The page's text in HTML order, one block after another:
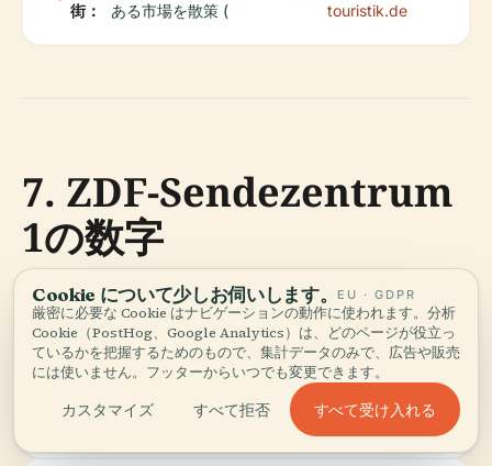
街：
ある市場を散策 (
touristik.de
7. ZDF-Sendezentrum
1の数字
キャンパスサイズ：1平方キロメートル
主要高層ビ
ル：
長さ125メートル、高さ70メートル、14
階建て
Cookie について少しお伺いします。 EU · GDPR
厳密に必要な Cookie はナビゲーションの動作に使われます。分析
Cookie（PostHog、Google Analytics）は、どのページが役立っ
ているかを把握するためのもので、集計データのみで、広告や販売
には使いません。フッターからいつでも変更できます。
カスタマイズ すべて拒否 すべて受け入れる